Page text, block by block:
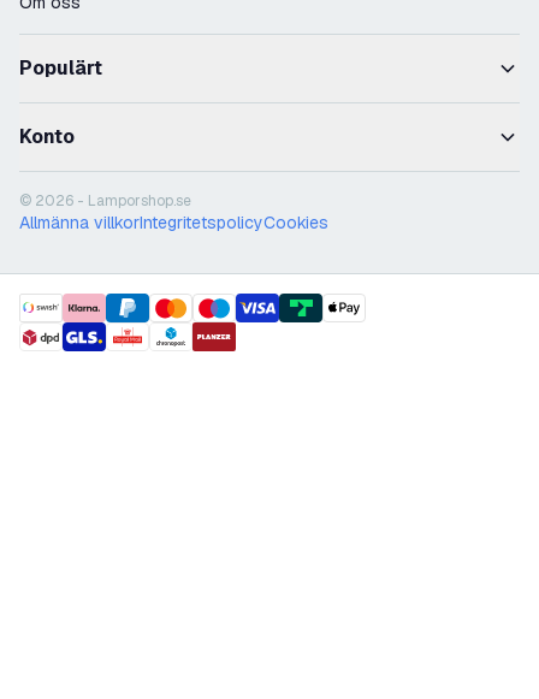
Populärt
Konto
© 2026 - Lamporshop.se
Allmänna villkorIntegritetspolicyCookies
payment methods
shipment methods